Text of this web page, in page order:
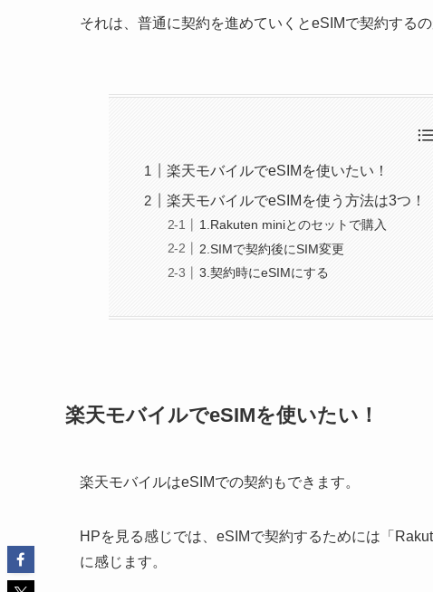
それは、普通に契約を進めていくとeSIMで契約する
楽天モバイルでeSIMを使いたい！
楽天モバイルでeSIMを使う方法は3つ！
1.Rakuten miniとのセットで購入
2.SIMで契約後にSIM変更
3.契約時にeSIMにする
楽天モバイルでeSIMを使いたい！
楽天モバイルはeSIMでの契約もできます。
HPを見る感じでは、eSIMで契約するためには「
に感じます。